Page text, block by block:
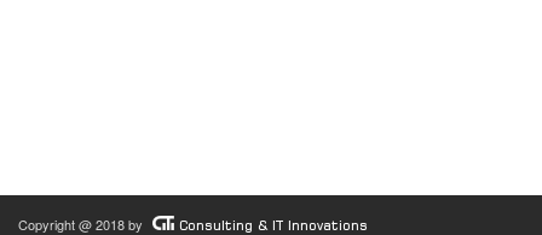
Copyright @ 2018 by Consulting & IT Innovations